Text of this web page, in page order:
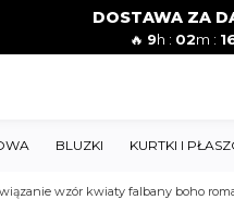
DOSTAWA ZA
🔥 9h : 02m :
BLUZKI KURTKI I
wzór kwiaty falbany boho